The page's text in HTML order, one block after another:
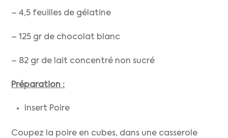
– 4,5 feuilles de gélatine
– 125 gr de chocolat blanc
– 82 gr de lait concentré non sucré
Préparation :
Insert Poire
Coupez la poire en cubes, dans une casserole